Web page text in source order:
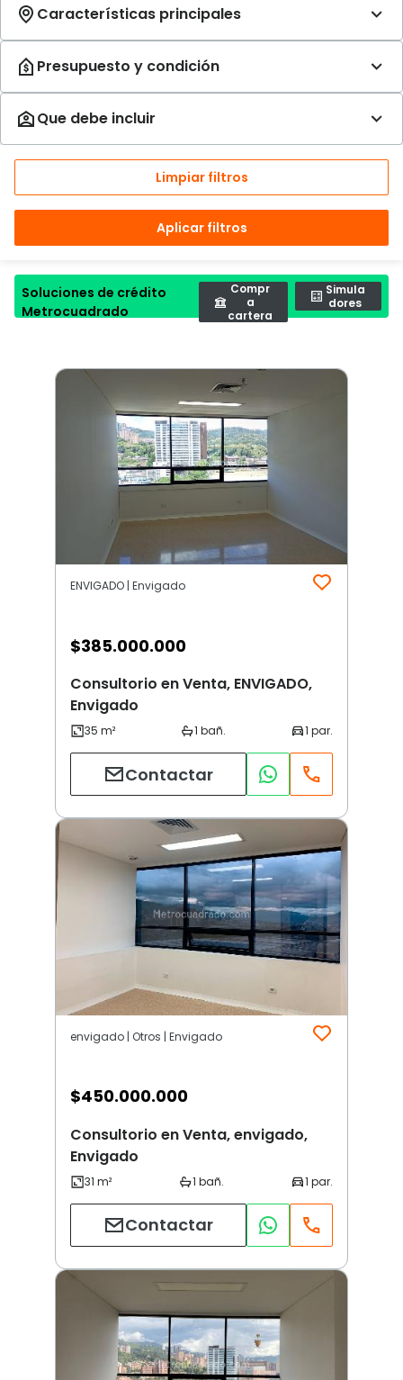
Limpiar filtros
Aplicar filtros
Soluciones de crédito
Metrocuadrado
Compr
a
cartera
Simula
dores
ENVIGADO | Envigado
$385.000.000
Consultorio en Venta, ENVIGADO,
Envigado
Contactar
envigado | Otros | Envigado
$450.000.000
Consultorio en Venta, envigado,
Envigado
Contactar